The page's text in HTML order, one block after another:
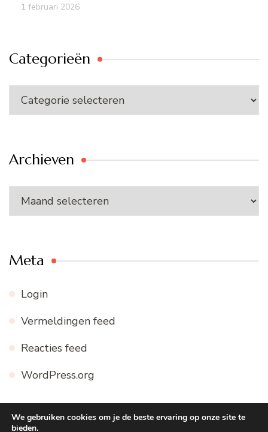
1 februari 2026
Categorieën
Categorieën
Archieven
Archieven
Meta
Login
Vermeldingen feed
Reacties feed
WordPress.org
We gebruiken cookies om je de beste ervaring op onze site te
bieden.